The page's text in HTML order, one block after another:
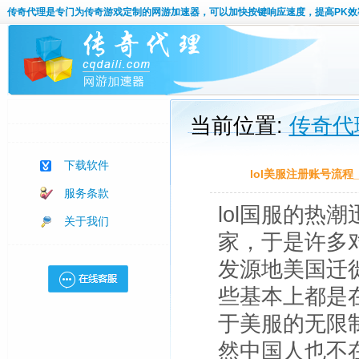
传奇代理是专门为传奇游戏定制的网游加速器，可以加快按键响应速度，提高PK效
下载软件
服务条款
关于我们
当前位置:传奇代
lol美服注册账号流程
lol国服的热
家，于是许多
发源地美国迁
些基本上都是
于美服的无限
然中国人也不